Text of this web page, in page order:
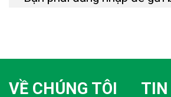
VỀ CHÚNG TÔI TIN